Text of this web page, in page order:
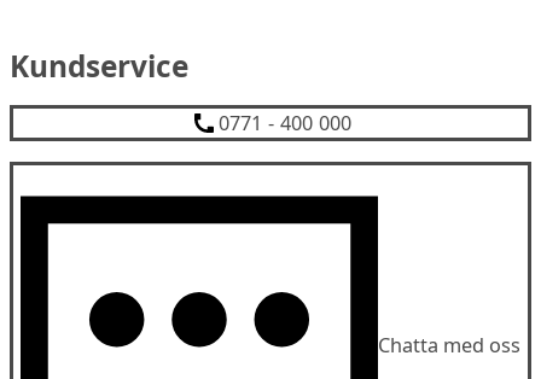
Kundservice
0771 - 400 000
Chatta med oss